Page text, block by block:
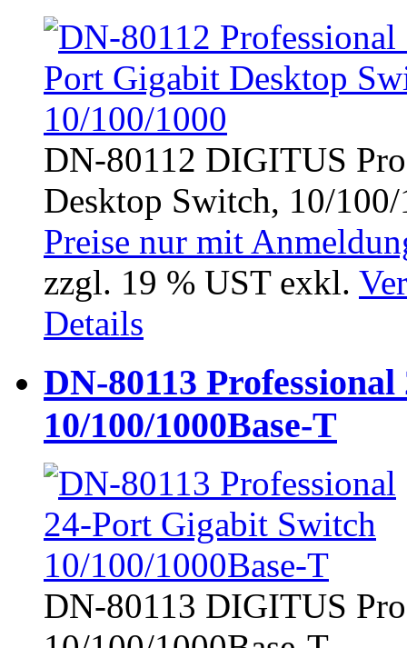
DN-80112 DIGITUS
Desktop Switch, 10/
Preise nur mit
zzgl. 19 % UST exkl.
Details
DN-80113
10/100/1000Base-T
DN-80113 DIGITUS